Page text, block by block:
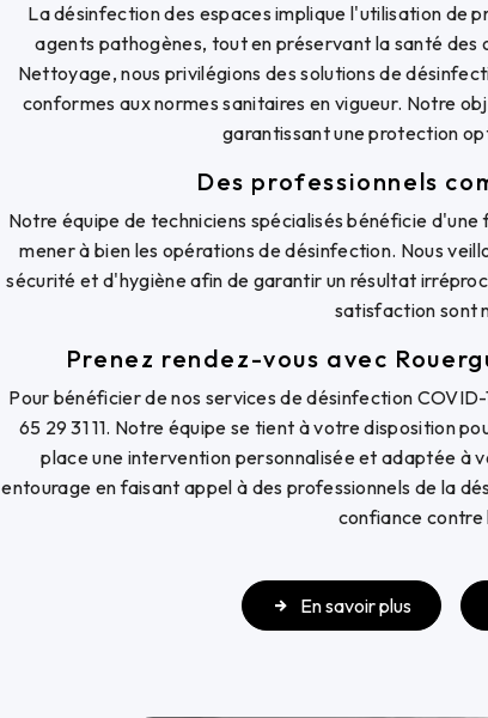
La désinfection des espaces implique l'utilisation de
agents pathogènes, tout en préservant la santé des
Nettoyage, nous privilégions des solutions de
conformes aux normes sanitaires en vigueur. Notre
garantissant une protection
Des professionnels
Notre équipe de techniciens spécialisés bénéficie
mener à bien les opérations de désinfection. Nous
sécurité et d'hygiène afin de garantir un résultat
satisfaction sont
Prenez rendez-vous avec
Pour bénéficier de nos services de désinfection
65 29 31 11. Notre équipe se tient à votre disposition
place une intervention personnalisée et adaptée
entourage en faisant appel à des professionnels de la
confiance contre
En savoir plus